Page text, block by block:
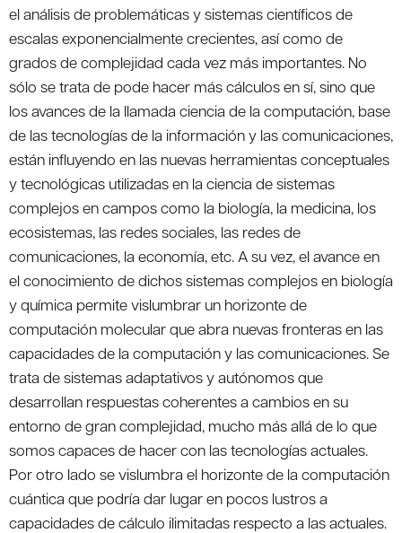
el análisis de problemáticas y sistemas científicos de
escalas exponencialmente crecientes, así como de
grados de complejidad cada vez más importantes. No
sólo se trata de pode hacer más cálculos en sí, sino que
los avances de la llamada ciencia de la computación, base
de las tecnologías de la información y las comunicaciones,
están influyendo en las nuevas herramientas conceptuales
y tecnológicas utilizadas en la ciencia de sistemas
complejos en campos como la biología, la medicina, los
ecosistemas, las redes sociales, las redes de
comunicaciones, la economía, etc. A su vez, el avance en
el conocimiento de dichos sistemas complejos en biología
y química permite vislumbrar un horizonte de
computación molecular que abra nuevas fronteras en las
capacidades de la computación y las comunicaciones. Se
trata de sistemas adaptativos y autónomos que
desarrollan respuestas coherentes a cambios en su
entorno de gran complejidad, mucho más allá de lo que
somos capaces de hacer con las tecnologías actuales.
Por otro lado se vislumbra el horizonte de la computación
cuántica que podría dar lugar en pocos lustros a
capacidades de cálculo ilimitadas respecto a las actuales.